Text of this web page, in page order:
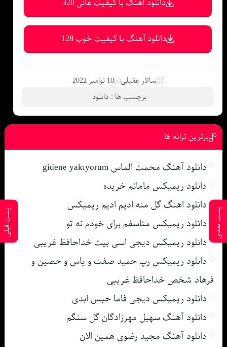
پست بعدی پست قبلی
دانلود آهنگ با کیفیت عالی 320
دانلود آهنگ با کیفیت خوب 128
سالار عقیلی 10 نوامبر 2022
برچسب ها : دانلود
برترین ترانه ها
دانلود آهنگ محمت الماس gidene yakıyorum
دانلود ریمیکس مامانم خریده
دانلود اهنگ گل منه ادیم ادیم ریمیکس
دانلود ریمیکس متاسفم برای خودم نه تو
دانلود ریمیکس دیجی اسی بیت خداحافظ غریبی
دانلود ریمیکس رپ حمید صفت و یاس و حصین و
فرهاد شخص خداحافظ غریبی
دانلود ریمیکس دیجی فاما حبس ابدی
دانلود آهنگ سهیل مهرزادگان گل سنگم
دانلود آهنگ مجید رضوی همین الان